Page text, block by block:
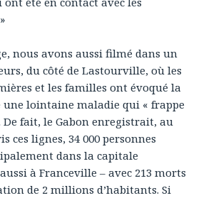
nous avons aussi filmé dans un
du côté de Lastourville, où les
et les familles ont évoqué la
une lointaine maladie qui « frappe
De fait, le Gabon enregistrait, au
ces lignes, 34 000 personnes
dans la capitale
à Franceville – avec 213 morts
de 2 millions d’habitants. Si